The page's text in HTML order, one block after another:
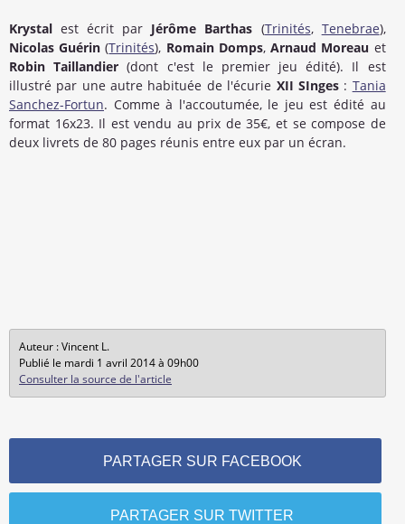
Krystal est écrit par Jérôme Barthas (Trinités, Tenebrae),
Nicolas Guérin (Trinités), Romain Domps,Arnaud Moreau et
Robin Taillandier(dont c'est le premier jeu édité). Il est
illustré par une autre habituée de l'écurie XII SInges: Tania
Sanchez-Fortun. Comme à l'accoutumée, le jeu est édité au
format 16x23. Il est vendu au prix de 35€, et se compose de
deux livrets de 80 pages réunis entre eux par un écran.
Auteur : Vincent L.
Publié le mardi 1 avril 2014 à 09h00
Consulter la source de l'article
PARTAGER SUR FACEBOOK
PARTAGER SUR TWITTER